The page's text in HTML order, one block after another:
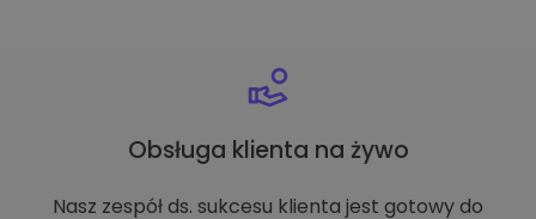
Obsługa klienta na żywo
Nasz zespół ds. sukcesu klienta jest gotowy do